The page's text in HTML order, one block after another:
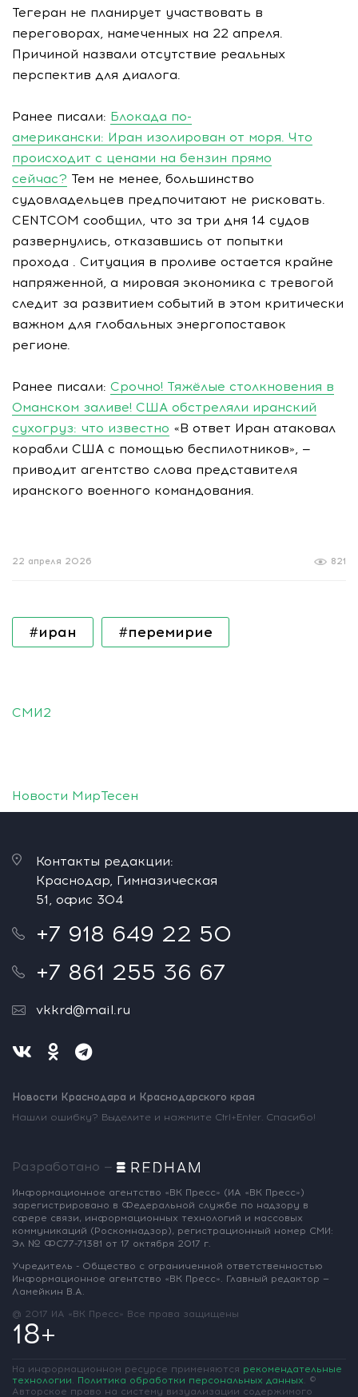
Тегеран не планирует участвовать в
переговорах, намеченных на 22 апреля.
Причиной назвали отсутствие реальных
перспектив для диалога.
Ранее писали: Блокада по-
американски: Иран изолирован от моря. Что
происходит с ценами на бензин прямо
сейчас? Тем не менее, большинство
судовладельцев предпочитают не рисковать.
CENTCOM сообщил, что за три дня 14 судов
развернулись, отказавшись от попытки
прохода . Ситуация в проливе остается крайне
напряженной, а мировая экономика с тревогой
следит за развитием событий в этом критически
важном для глобальных энергопоставок
регионе.
Ранее писали: Срочно! Тяжёлые столкновения в
Оманском заливе! США обстреляли иранский
сухогруз: что известно «В ответ Иран атаковал
корабли США с помощью беспилотников», —
приводит агентство слова представителя
иранского военного командования.
821
22 апреля 2026
#иран #перемирие
СМИ2
Новости МирТесен
Контакты редакции:
Краснодар, Гимназическая
51, офис 304
+7 918 649 22 50
+7 861 255 36 67
vkkrd@mail.ru
Новости Краснодара и Краснодарского края
Нашли ошибку? Выделите и нажмите Ctrl+Enter. Спасибо!
Разработано —
Информационное агентство «ВК Пресс» (ИА «ВК Пресс»)
зарегистрировано в Федеральной службе по надзору в
сфере связи, информационных технологий и массовых
коммуникаций (Роскомнадзор), регистрационный номер СМИ:
Эл № ФС77-71381 от 17 октября 2017 г.
Учредитель - Общество с ограниченной ответственностью
Информационное агентство «ВК Пресс». Главный редактор —
Ламейкин В.А.
@ 2017 ИА «ВК Пресс» Все права защищены
18+
На информационном ресурсе применяются рекомендательные
технологии. Политика обработки персональных данных. ©
Авторское право на систему визуализации содержимого